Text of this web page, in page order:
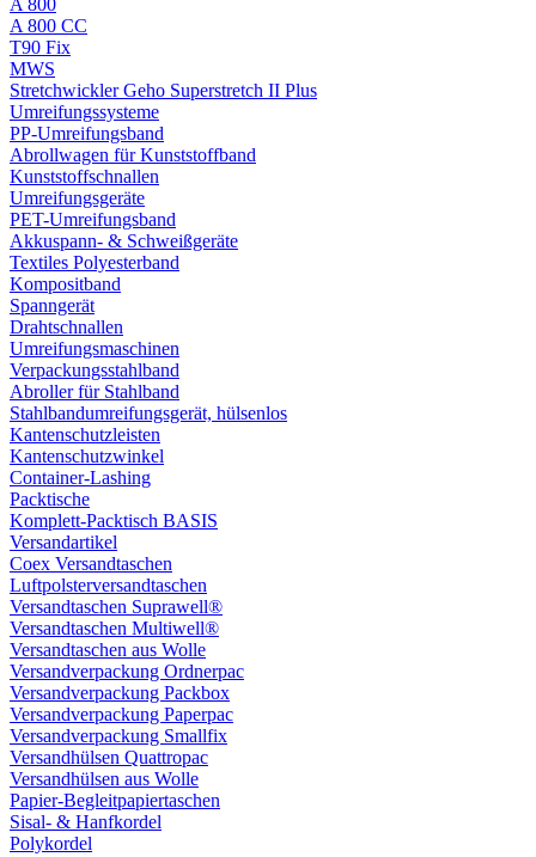
A 800 CC
T90 Fix
MWS
Stretchwickler Geho Superstretch II Plus
Umreifungssysteme
PP-Umreifungsband
Abrollwagen für Kunststoffband
Kunststoffschnallen
Umreifungsgeräte
PET-Umreifungsband
Akkuspann- & Schweißgeräte
Textiles Polyesterband
Kompositband
Spanngerät
Drahtschnallen
Umreifungsmaschinen
Verpackungsstahlband
Abroller für Stahlband
Stahlbandumreifungsgerät, hülsenlos
Kantenschutzleisten
Kantenschutzwinkel
Container-Lashing
Packtische
Komplett-Packtisch BASIS
Versandartikel
Coex Versandtaschen
Luftpolsterversandtaschen
Versandtaschen Suprawell®
Versandtaschen Multiwell®
Versandtaschen aus Wolle
Versandverpackung Ordnerpac
Versandverpackung Packbox
Versandverpackung Paperpac
Versandverpackung Smallfix
Versandhülsen Quattropac
Versandhülsen aus Wolle
Papier-Begleitpapiertaschen
Sisal- & Hanfkordel
Polykordel